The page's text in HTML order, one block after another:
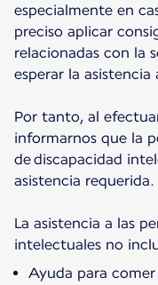
especialmente en
preciso aplicar
relacionadas con la
esperar la
Por tanto, al
informarnos que la
de discapacidad
asistencia requerida.
La asistencia a las
intelectuales no
Ayuda para